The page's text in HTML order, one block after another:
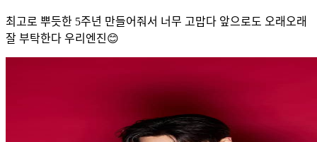
최고로 뿌듯한 5주년 만들어줘서 너무 고맙다 앞으로도 오래오래
잘 부탁한다 우리엔진😊